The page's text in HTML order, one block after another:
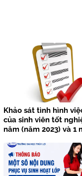
Khảo sát tình hình
của sinh viên tốt
năm (năm 2023) và 1